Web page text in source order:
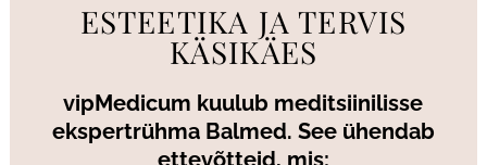
ESTEETIKA JA TERVIS
KÄSIKÄES
vipMedicum kuulub meditsiinilisse
ekspertrühma Balmed. See ühendab
ettevõtteid, mis: